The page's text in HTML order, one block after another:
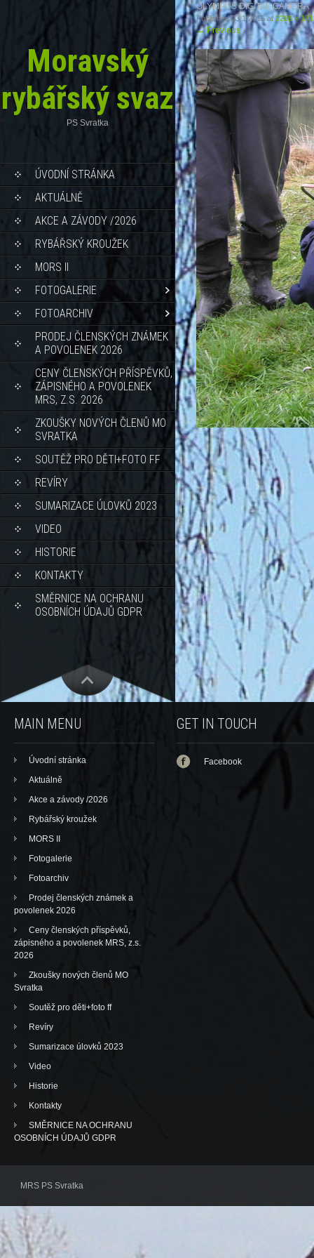
Moravský
rybářský svaz
PS Svratka
ÚVODNÍ STRÁNKA
AKTUÁLNĚ
AKCE A ZÁVODY /2026
RYBÁŘSKÝ KROUŽEK
MORS II
FOTOGALERIE
FOTOARCHIV
PRODEJ ČLENSKÝCH ZNÁMEK
A POVOLENEK 2026
CENY ČLENSKÝCH PŘÍSPĚVKŮ,
ZÁPISNÉHO A POVOLENEK
MRS, Z.S. 2026
ZKOUŠKY NOVÝCH ČLENŮ MO
SVRATKA
SOUTĚŽ PRO DĚTI+FOTO FF
REVÍRY
SUMARIZACE ÚLOVKŮ 2023
VIDEO
HISTORIE
KONTAKTY
SMĚRNICE NA OCHRANU
OSOBNÍCH ÚDAJŮ GDPR
OLYMPUS DIGITAL CAMERA
Published23.1.2015at2288 ×
←Previous
MAIN MENU
Úvodní stránka
Aktuálně
Akce a závody /2026
Rybářský kroužek
MORS II
Fotogalerie
Fotoarchiv
Prodej členských známek a
povolenek 2026
Ceny členských příspěvků,
zápisného a povolenek MRS, z.s.
2026
Zkoušky nových členů MO
Svratka
Soutěž pro děti+foto ff
Revíry
Sumarizace úlovků 2023
Video
Historie
Kontakty
SMĚRNICE NA OCHRANU
OSOBNÍCH ÚDAJŮ GDPR
GET IN TOUCH
Facebook
MRS PS Svratka